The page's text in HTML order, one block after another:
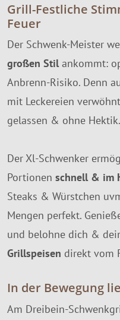
Grill-Festliche
Feuer
Der Schwenk-Meister
großen Stilankommt:
Anbrenn-Risiko. Denn
mit Leckereien
gelassen & ohne Hektik.
Der Xl-Schwenker
Portionen schnell & im
Steaks & Würstchen
Mengen perfekt.
und belohne dich &
Grillspeisen direkt vom
In der Bewegung
Am Dreibein-